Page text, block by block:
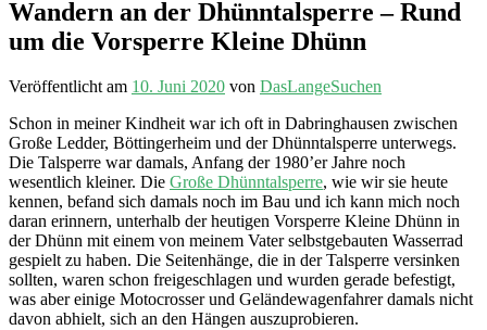
Wandern an der Dhünntalsperre – Rund
um die Vorsperre Kleine Dhünn
Veröffentlicht am 10. Juni 2020 von DasLangeSuchen
Schon in meiner Kindheit war ich oft in Dabringhausen zwischen
Große Ledder, Böttingerheim und der Dhünntalsperre unterwegs.
Die Talsperre war damals, Anfang der 1980’er Jahre noch
wesentlich kleiner. Die Große Dhünntalsperre, wie wir sie heute
kennen, befand sich damals noch im Bau und ich kann mich noch
daran erinnern, unterhalb der heutigen Vorsperre Kleine Dhünn in
der Dhünn mit einem von meinem Vater selbstgebauten Wasserrad
gespielt zu haben. Die Seitenhänge, die in der Talsperre versinken
sollten, waren schon freigeschlagen und wurden gerade befestigt,
was aber einige Motocrosser und Geländewagenfahrer damals nicht
davon abhielt, sich an den Hängen auszuprobieren.